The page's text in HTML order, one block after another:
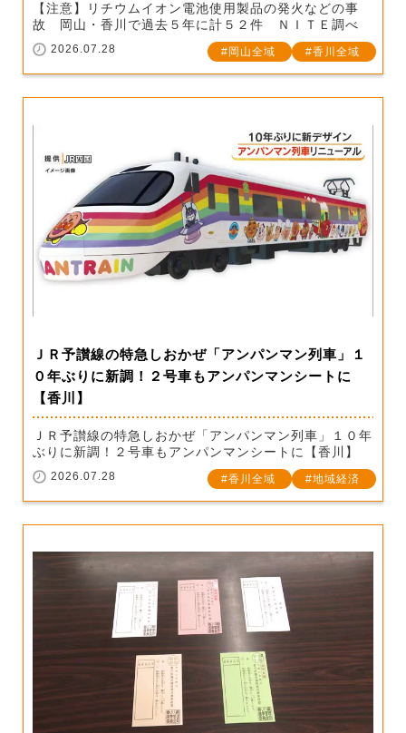
【注意】リチウムイオン電池使用製品の発火などの事
故 岡山・香川で過去５年に計５２件 ＮＩＴＥ調べ
2026.07.28 岡山全域 香川全域
ＪＲ予讃線の特急しおかぜ「アンパンマン列車」１
０年ぶりに新調！２号車もアンパンマンシートに
【香川】
ＪＲ予讃線の特急しおかぜ「アンパンマン列車」１０年
ぶりに新調！２号車もアンパンマンシートに【香川】
2026.07.28 香川全域 地域経済